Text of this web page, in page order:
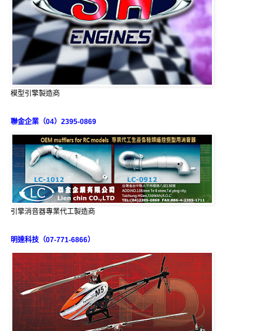
模型引擎製造商
聯金企業（04）2395-0869
引擎消音器專業代工製造商
明達科技（07-771-6866）